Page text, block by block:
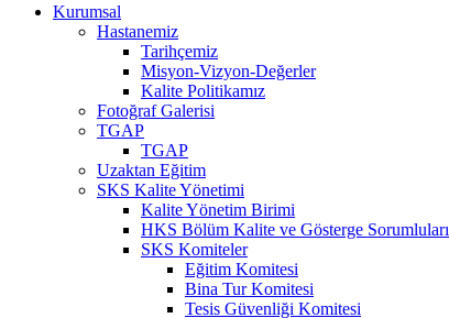
Kurumsal
Hastanemiz
Tarihçemiz
Misyon-Vizyon-Değerler
Kalite Politikamız
Fotoğraf Galerisi
TGAP
TGAP
Uzaktan Eğitim
SKS Kalite Yönetimi
Kalite Yönetim Birimi
HKS Bölüm Kalite ve Gösterge Sorumluları
SKS Komiteler
Eğitim Komitesi
Bina Tur Komitesi
Tesis Güvenliği Komitesi